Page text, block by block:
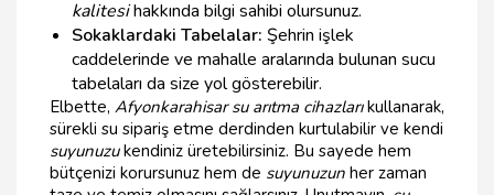
kalitesihakkında bilgi sahibi olursunuz.
Sokaklardaki Tabelalar: Şehrin işlek
caddelerinde ve mahalle aralarında bulunan sucu
tabelaları da size yol gösterebilir.
Elbette, Afyonkarahisar su arıtma cihazlarıkullanarak,
sürekli su sipariş etme derdinden kurtulabilir ve kendi
suyunuzukendiniz üretebilirsiniz. Bu sayede hem
bütçenizi korursunuz hem de suyunuzun her zaman